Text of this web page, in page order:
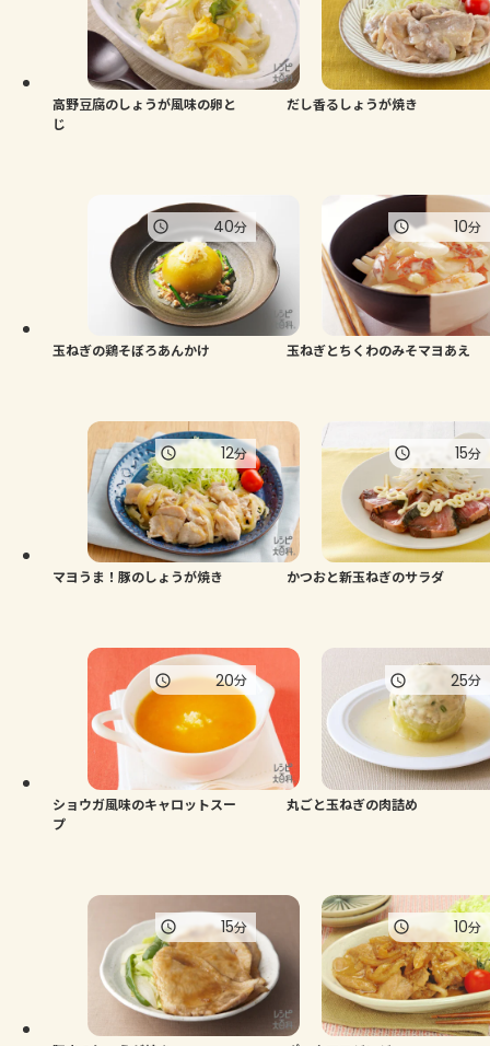
高野豆腐のしょうが風味の卵と
じ
だし香るしょうが焼き
玉ねぎの鶏そぼろあんかけ
40分
玉ねぎとちくわのみそマヨあえ
10分
マヨうま！豚のしょうが焼き
12分
かつおと新玉ねぎのサラダ
15分
ショウガ風味のキャロットスー
プ
20分
丸ごと玉ねぎの肉詰め
25分
15分 10分